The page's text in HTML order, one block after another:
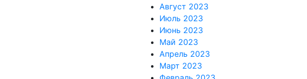
Август 2023
Июль 2023
Июнь 2023
Май 2023
Апрель 2023
Март 2023